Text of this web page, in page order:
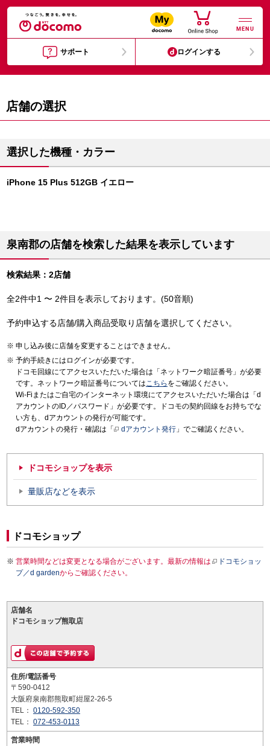
MENU
サポート ログインする
店舗の選択
選択した機種・カラー
iPhone 15 Plus 512GB イエロー
泉南郡の店舗を検索した結果を表示しています
検索結果：2店舗
全2件中1 〜 2件目を表示しております。(50音順)
予約申込する店舗/購入商品受取り店舗を選択してください。
申し込み後に店舗を変更することはできません。
予約手続きにはログインが必要です。
ドコモ回線にてアクセスいただいた場合は「ネットワーク暗証番号」が必要
です。ネットワーク暗証番号についてはこちら をご確認ください。
Wi-Fiまたはご自宅のインターネット環境にてアクセスいただいた場合は「d
アカウントのID／パスワード」が必要です。ドコモの契約回線をお持ちでな
い方も、dアカウントの発行が可能です。
dアカウントの発行・確認は「
dアカウント発行 」でご確認ください。
ドコモショップを表示
量販店などを表示
ドコモショップ
営業時間などは変更となる場合がございます。最新の情報は
ドコモショッ
プ／d gardenからご確認ください。
店舗名
ドコモショップ熊取店
住所/電話番号
〒590-0412
大阪府泉南郡熊取町紺屋2-26-5
TEL： 0120-592-350
TEL： 072-453-0113
営業時間